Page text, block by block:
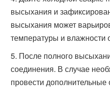
высыхания и
высыхания может
температуры и
После полного
соединения. В случае
провести